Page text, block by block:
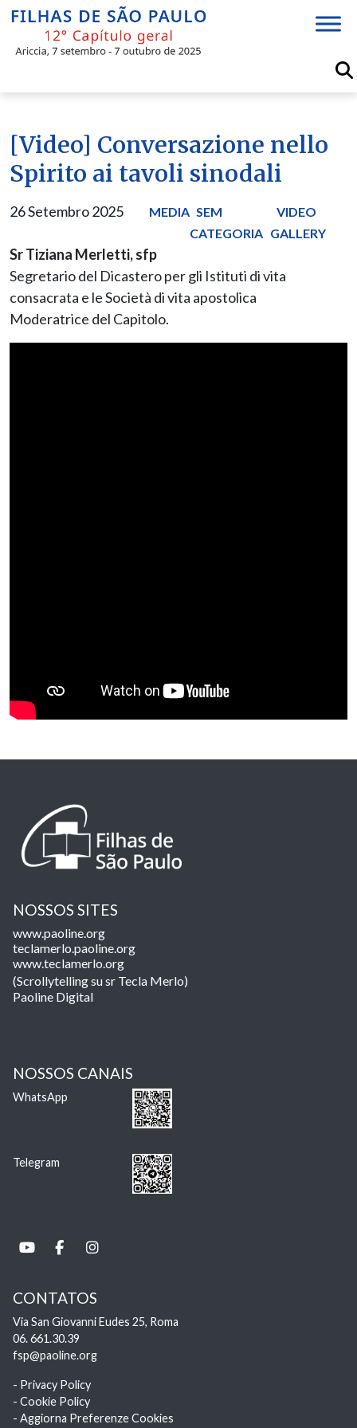
Skip
content
[Video] Conversazione nello
Spirito ai tavoli sinodali
26 Setembro 2025 MEDIA SEM
CATEGORIA
VIDEO
GALLERY
Sr Tiziana Merletti, sfp
Segretario del Dicastero per gli Istituti di vita
consacrata e le Società di vita apostolica
Moderatrice del Capitolo.
NOSSOS SITES
www.paoline.org
teclamerlo.paoline.org
www.teclamerlo.org
(Scrollytelling su sr Tecla Merlo)
Paoline Digital
NOSSOS CANAIS
WhatsApp
Telegram
CONTATOS
Via San Giovanni Eudes 25, Roma
06. 661.30.39
fsp@paoline.org
- Privacy Policy
- Cookie Policy
- Aggiorna Preferenze Cookies